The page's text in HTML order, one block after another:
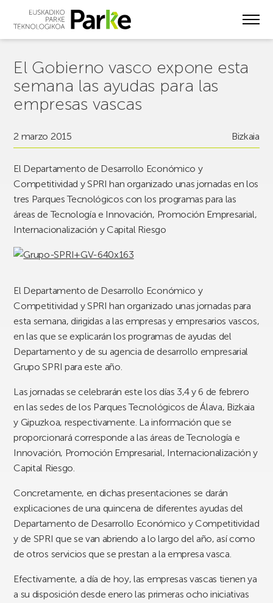
El Gobierno vasco expone esta
semana las ayudas para las
empresas vascas
2 marzo 2015 Bizkaia
El Departamento de Desarrollo Económico y
Competitividad y SPRI han organizado unas jornadas en los
tres Parques Tecnológicos con los programas para las
áreas de Tecnología e Innovación, Promoción Empresarial,
Internacionalización y Capital Riesgo
El Departamento de Desarrollo Económico y
Competitividad y SPRI han organizado unas jornadas para
esta semana, dirigidas a las empresas y empresarios vascos,
en las que se explicarán los programas de ayudas del
Departamento y de su agencia de desarrollo empresarial
Grupo SPRI para este año.
Las jornadas se celebrarán este los días 3,4 y 6 de febrero
en las sedes de los Parques Tecnológicos de Álava, Bizkaia
y Gipuzkoa, respectivamente. La información que se
proporcionará corresponde a las áreas de Tecnología e
Innovación, Promoción Empresarial, Internacionalización y
Capital Riesgo.
Concretamente, en dichas presentaciones se darán
explicaciones de una quincena de diferentes ayudas del
Departamento de Desarrollo Económico y Competitividad
y de SPRI que se van abriendo a lo largo del año, así como
de otros servicios que se prestan a la empresa vasca.
Efectivamente, a día de hoy, las empresas vascas tienen ya
a su disposición desde enero las primeras ocho iniciativas